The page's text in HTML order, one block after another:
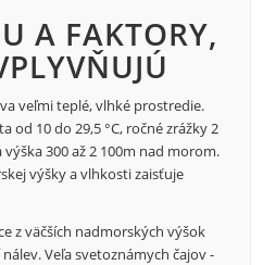
A FAKTORY,
veľmi teplé, vlhké prostredie.
od 10 do 29,5 °C, ročné zrážky 2
300 až 2 100m nad morom.
výšky a vlhkosti zaisťuje
z väčších nadmorských výšok
Veľa svetoznámych čajov -